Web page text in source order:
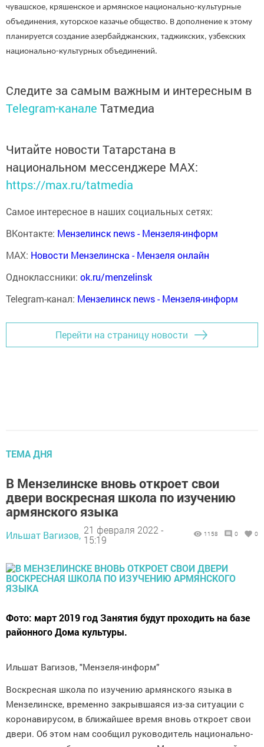
чувашское, кряшенское и армянское национально-культурные
объединения, хуторское казачье общество. В дополнение к этому
планируется создание азербайджанских, таджикских, узбекских
национально-культурных объединений.
Следите за самым важным и интересным в
Telegram-канале Татмедиа
Читайте новости Татарстана в
национальном мессенджере MАХ:
https://max.ru/tatmedia
Самое интересное в наших социальных сетях:
ВКонтакте: Мензелинск news - Мензеля-информ
MAX: Новости Мензелинска - Мензеля онлайн
Одноклассники: ok.ru/menzelinsk
Telegram-канал: Мензелинск news - Мензеля-информ
Перейти на страницу новости
ТЕМА ДНЯ
В Мензелинске вновь откроет свои
двери воскресная школа по изучению
армянского языка
Ильшат Вагизов, 21 февраля 2022 -
15:19
1158 0 0
Фото: март 2019 год Занятия будут проходить на базе
районного Дома культуры.
Ильшат Вагизов, "Мензеля-информ”
Воскресная школа по изучению армянского языка в
Мензелинске, временно закрывшаяся из-за ситуации с
коронавирусом, в ближайшее время вновь откроет свои
двери. Об этом нам сообщил руководитель национально-